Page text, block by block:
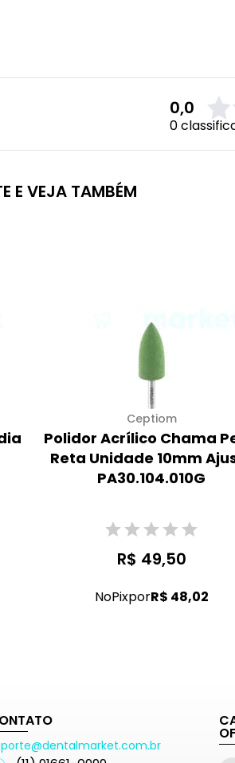
0,0
0
E VEJA TAMBÉM
Ceptiom
Polidor Acrílico Chama
Reta Unidade 10mm
PA30.104.010G
R$ 49,50
NoPixporR$ 48,02